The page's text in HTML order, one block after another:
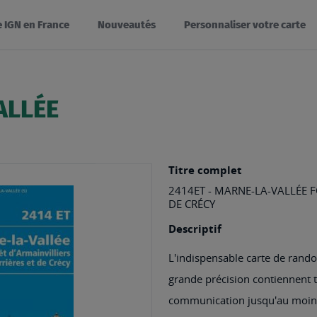
en France Nouveautés Personnaliser votre carte
Titre complet
2414ET - MARNE-LA-VALLÉE
DE CRÉCY
Descriptif
L'indispensable carte de
grande précision contiennent
communication jusqu'au